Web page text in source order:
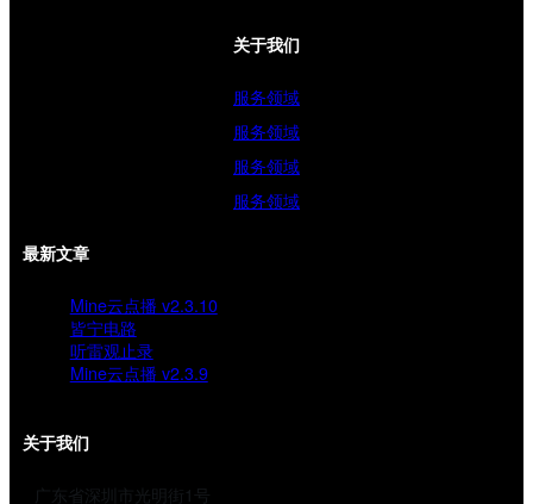
关于我们
服务领域
服务领域
服务领域
服务领域
最新文章
Mine云点播 v2.3.10
皆宁电路
听雷观止录
Mine云点播 v2.3.9
关于我们
广东省深圳市光明街1号